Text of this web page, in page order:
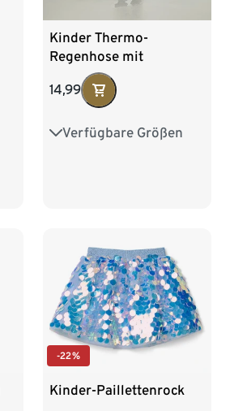
Kinder Thermo-
Regenhose mit
Fleecefutter, blau
14,99
Verfügbare Größen
74/80 86/92
-22%
Kinder-Paillettenrock